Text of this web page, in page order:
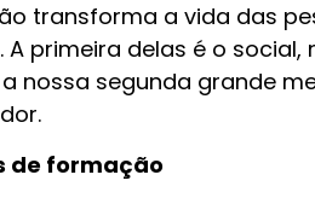
transforma a vida das
A primeira delas é o
a nossa segunda grande
de formação